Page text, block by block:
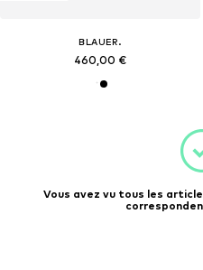
BLAUER.
460,00 €
Vous avez vu tous les